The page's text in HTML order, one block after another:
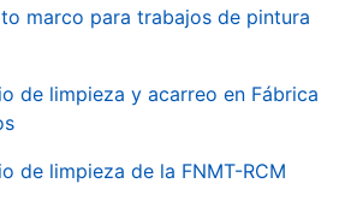
marco para trabajos de pintura
de limpieza y acarreo en Fábrica
de limpieza de la FNMT-RCM